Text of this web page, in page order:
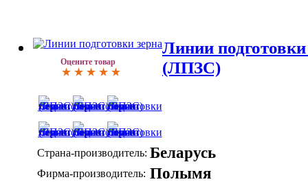
Оцените товар
Линии
(ЛПЗС)
Страна-производитель: Беларусь
Фирма-производитель: Полымя